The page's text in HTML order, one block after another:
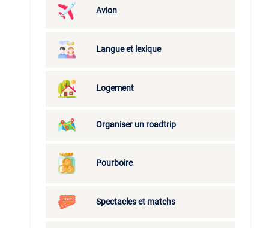
Avion
Langue et lexique
Logement
Organiser un roadtrip
Pourboire
Spectacles et matchs